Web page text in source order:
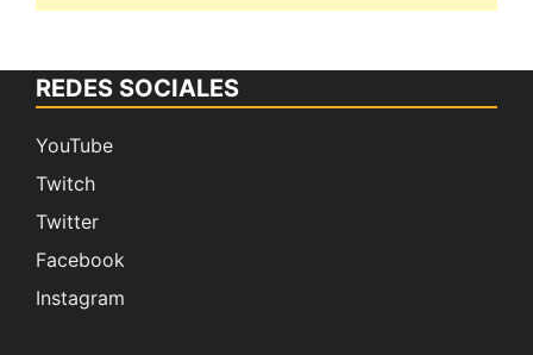
REDES SOCIALES
YouTube
Twitch
Twitter
Facebook
Instagram